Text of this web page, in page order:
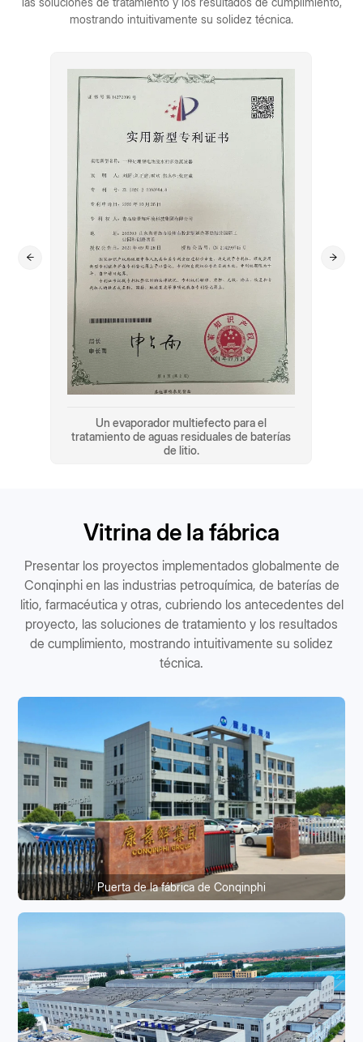
mostrando intuitivamente su solidez técnica.
Un evaporador multiefecto para el
tratamiento de aguas residuales de baterías
de litio.
Vitrina de la fábrica
Presentar los proyectos implementados globalmente de
Conqinphi en las industrias petroquímica, de baterías de
litio, farmacéutica y otras, cubriendo los antecedentes del
proyecto, las soluciones de tratamiento y los resultados
de cumplimiento, mostrando intuitivamente su solidez
técnica.
Puerta de la fábrica de Conqinphi